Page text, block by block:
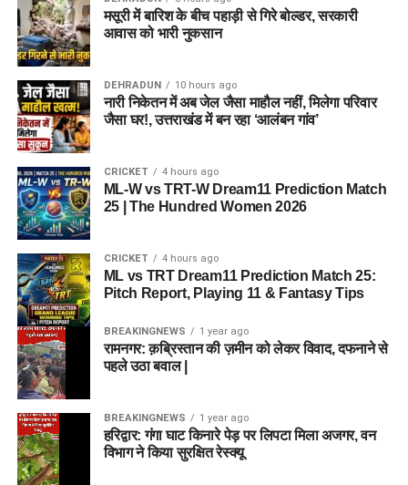
मसूरी में बारिश के बीच पहाड़ी से गिरे बोल्डर, सरकारी
आवास को भारी नुकसान
DEHRADUN 10 hours ago
नारी निकेतन में अब जेल जैसा माहौल नहीं, मिलेगा परिवार
जैसा घर!, उत्तराखंड में बन रहा ‘आलंबन गांव’
CRICKET 4 hours ago
ML-W vs TRT-W Dream11 Prediction Match
25 | The Hundred Women 2026
CRICKET 4 hours ago
ML vs TRT Dream11 Prediction Match 25:
Pitch Report, Playing 11 & Fantasy Tips
BREAKINGNEWS 1 year ago
रामनगर: क़ब्रिस्तान की ज़मीन को लेकर विवाद, दफनाने से
पहले उठा बवाल |
BREAKINGNEWS 1 year ago
हरिद्वार: गंगा घाट किनारे पेड़ पर लिपटा मिला अजगर, वन
विभाग ने किया सुरक्षित रेस्क्यू